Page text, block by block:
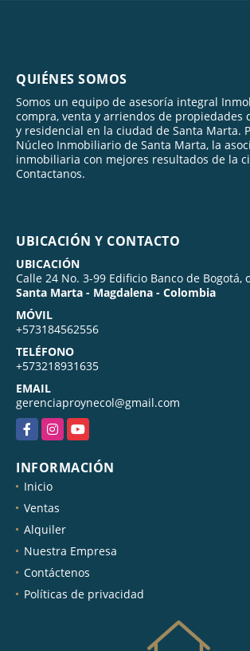
QUIÉNES SOMOS
Somos un equipo de asesoría integral
compra, venta y arriendos de propiedades
y residencial en la ciudad de Santa Marta.
Núcleo Inmobiliario de Santa Marta, la
inmobiliaria con mejores resultados de la
Contactanos.
UBICACIÓN Y CONTACTO
UBICACIÓN
Calle 24 No. 3-99 Edificio Banco de Bogotá,
Santa Marta - Magdalena - Colombia
MÓVIL
+573184562556
TELÉFONO
+573218931635
EMAIL
gerenciaproynecol@gmail.com
FacebookInstagramYouTube
INFORMACIÓN
Inicio
Ventas
Alquiler
Nuestra Empresa
Contáctenos
Políticas de privacidad